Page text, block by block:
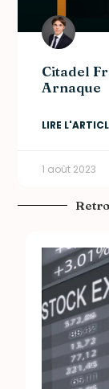
Citadel
Arnaque
LIRE
1 août 2023